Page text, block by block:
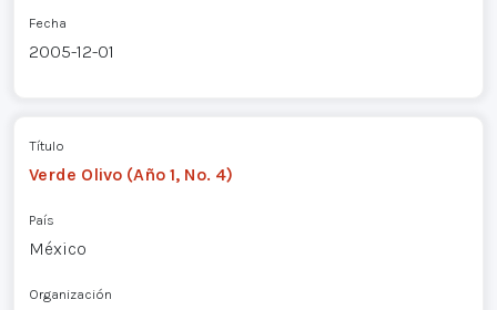
Fecha
2005-12-01
Título
Verde Olivo (Año 1, No. 4)
País
México
Organización